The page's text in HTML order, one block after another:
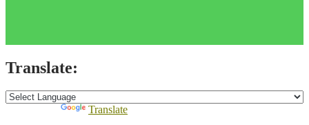
Translate:
Translate